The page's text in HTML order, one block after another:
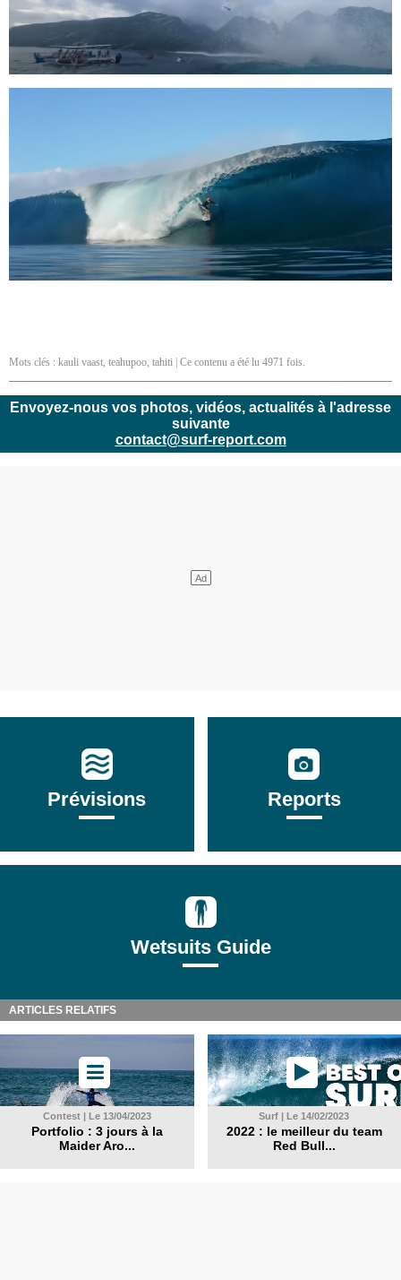
Mots clés : kauli vaast, teahupoo, tahiti | Ce contenu a été lu 4971 fois.
Envoyez-nous vos photos, vidéos, actualités à l'adresse
suivante
contact@surf-report.com
Prévisions Reports
Wetsuits Guide
ARTICLES RELATIFS
Contest | Le 13/04/2023
Portfolio : 3 jours à la
Maider Aro...
Surf | Le 14/02/2023
2022 : le meilleur du team
Red Bull...